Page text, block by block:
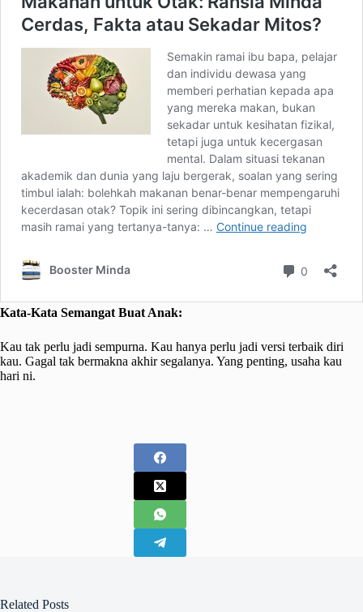
Kata-Kata Semangat Buat Anak:
Kau tak perlu jadi sempurna. Kau hanya perlu jadi versi terbaik diri
kau. Gagal tak bermakna akhir segalanya. Yang penting, usaha kau
hari ni.
Related Posts